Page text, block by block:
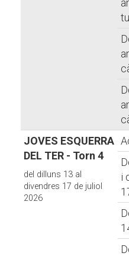
JOVES ESQUERRA
DEL TER - Torn 4
del dilluns 13 al
divendres 17 de juliol
2026
i